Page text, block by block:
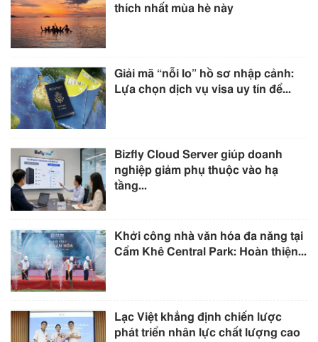
thích nhất mùa hè này
Giải mã “nỗi lo” hồ sơ nhập cảnh:
Lựa chọn dịch vụ visa uy tín để...
Bizfly Cloud Server giúp doanh
nghiệp giảm phụ thuộc vào hạ
tầng...
Khởi công nhà văn hóa đa năng tại
Cẩm Khê Central Park: Hoàn thiện...
Lạc Việt khẳng định chiến lược
phát triển nhân lực chất lượng cao